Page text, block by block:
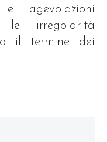
agevolazioni
le irregolarità
il termine dei